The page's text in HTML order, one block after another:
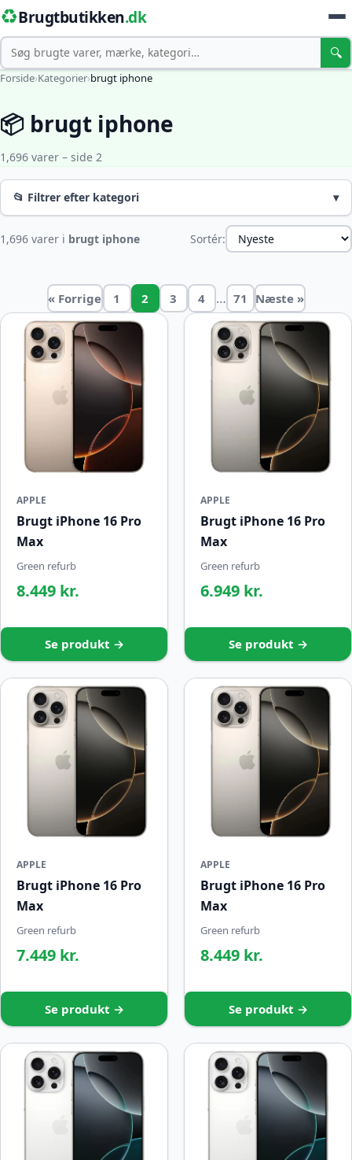
♻️Brugtbutikken.dk
Søg 🔍
Forside›Kategorier›brugt iphone
📦 brugt iphone
1,696 varer – side 2
📂 Filtrer efter kategori ▾
1,696 varer i brugt iphone Sortér:
« Forrige 1 2 3 4 … 71 Næste »
APPLE
Brugt iPhone 16 Pro
Max
Green refurb
8.449 kr.
Se produkt →
APPLE
Brugt iPhone 16 Pro
Max
Green refurb
6.949 kr.
Se produkt →
APPLE
Brugt iPhone 16 Pro
Max
Green refurb
7.449 kr.
Se produkt →
APPLE
Brugt iPhone 16 Pro
Max
Green refurb
8.449 kr.
Se produkt →